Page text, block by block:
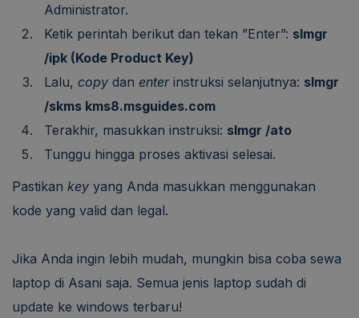
Administrator.
Ketik perintah berikut dan tekan ”Enter”: slmgr
/ipk (Kode Product Key)
Lalu, copy dan enterinstruksi selanjutnya: slmgr
/skms kms8.msguides.com
Terakhir, masukkan instruksi: slmgr /ato
Tunggu hingga proses aktivasi selesai.
Pastikan key yang Anda masukkan menggunakan
kode yang valid dan legal.
Jika Anda ingin lebih mudah, mungkin bisa coba sewa
laptop di Asani saja. Semua jenis laptop sudah di
update ke windows terbaru!